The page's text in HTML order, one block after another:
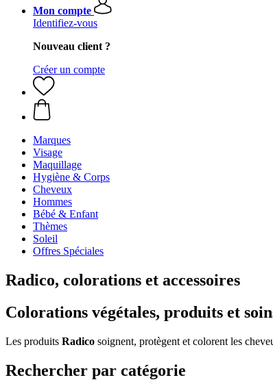
Mon compte
Identifiez-vous
Nouveau client ?
Créer un compte
Marques
Visage
Maquillage
Hygiène & Corps
Cheveux
Hommes
Bébé & Enfant
Thèmes
Soleil
Offres Spéciales
Radico, colorations et accessoires
Colorations végétales, produits et
Les produits Radico soignent, protègent et colorent les
Rechercher par catégorie